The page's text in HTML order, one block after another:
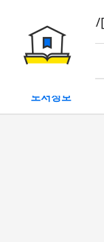
book/
대여
도서정보